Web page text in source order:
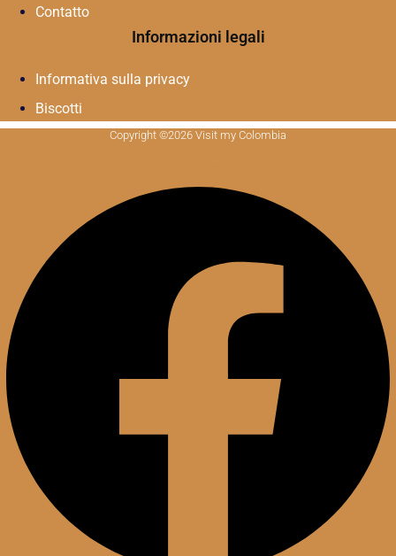
Contatto
Informazioni legali
Informativa sulla privacy
Biscotti
Copyright ©2026 Visit my Colombia